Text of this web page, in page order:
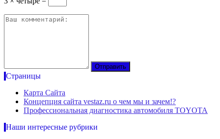
Страницы
Карта Сайта
Концепция сайта vestaz.ru о чем мы и зачем!?
Профессиональная диагностика автомобиля TOYOTA
Наши интересные рубрики